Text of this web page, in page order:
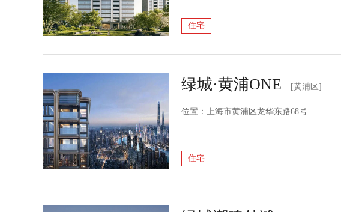
住宅
绿城·黄浦ONE [黄浦区]
位置：上海市黄浦区龙华东路68号
住宅